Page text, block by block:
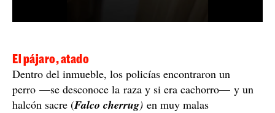
El pájaro, atado
Dentro del inmueble, los policías encontraron un
perro —se desconoce la raza y si era cachorro— y un
halcón sacre (Falco cherrug) en muy malas